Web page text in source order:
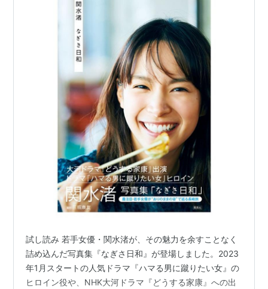
試し読み 若手女優・関水渚が、その魅力を余すことなく
詰め込んだ写真集『なぎさ日和』が登場しました。2023
年1月スタートの人気ドラマ『ハマる男に蹴りたい女』の
ヒロイン役や、NHK大河ドラマ『どうする家康』への出